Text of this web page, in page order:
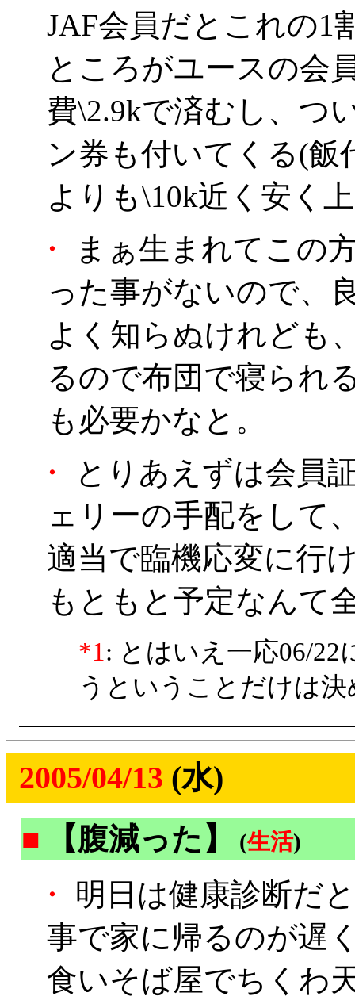
JAF会員だとこれの1
ところがユースの会
費\2.9kで済むし、つ
ン券も付いてくる(飯
よりも\10k近く安く
・
まぁ生まれてこの
った事がないので、
よく知らぬけれども
るので布団で寝られ
も必要かなと。
・
とりあえずは会員
ェリーの手配をして
適当で臨機応変に行
もともと予定なんて
*1: とはいえ一応06/22
うということだけは
2005/04/13 (水)
■ 【腹減った】 (生活)
・
明日は健康診断だ
事で家に帰るのが遅
食いそば屋でちく